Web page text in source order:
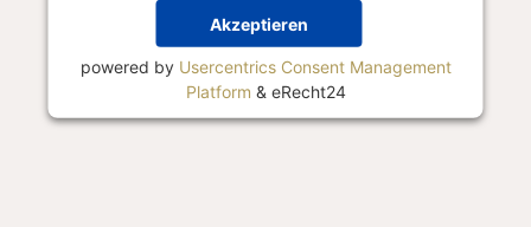
Akzeptieren
powered by Usercentrics Consent Management
Platform & eRecht24